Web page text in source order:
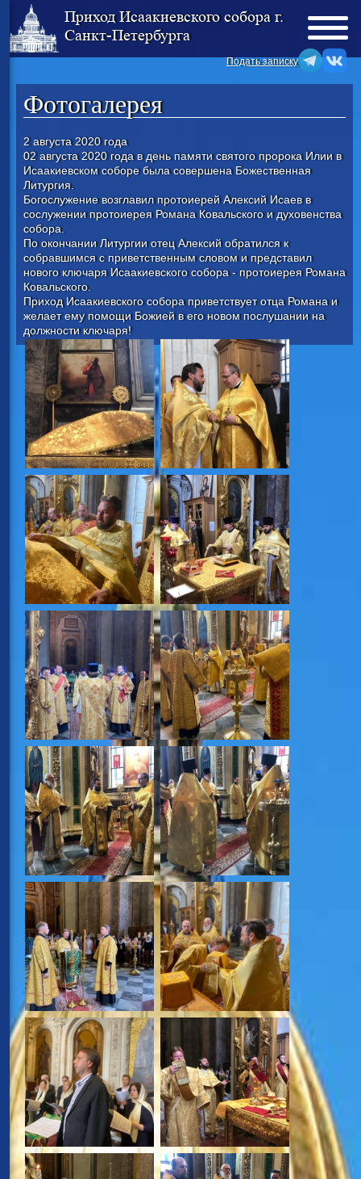
Приход Исаакиевского собора г.
Санкт-Петербурга
Подать записку
Фотогалерея
2 августа 2020 года
02 августа 2020 года в день памяти святого пророка Илии в
Исаакиевском соборе была совершена Божественная
Литургия.
Богослужение возглавил протоиерей Алексий Исаев в
сослужении протоиерея Романа Ковальского и духовенства
собора.
По окончании Литургии отец Алексий обратился к
собравшимся с приветственным словом и представил
нового ключаря Исаакиевского собора - протоиерея Романа
Ковальского.
Приход Исаакиевского собора приветствует отца Романа и
желает ему помощи Божией в его новом послушании на
должности ключаря!